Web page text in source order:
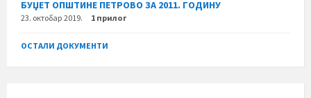
БУЏЕТ ОПШТИНЕ ПЕТРОВО ЗА 2011. ГОДИНУ
23. октобар 2019. 1 прилог
ОСТАЛИ ДОКУМЕНТИ